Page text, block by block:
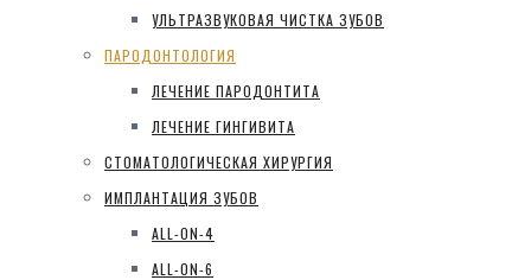
УЛЬТРАЗВУКОВАЯ ЧИСТКА ЗУБОВ
ПАРОДОНТОЛОГИЯ
ЛЕЧЕНИЕ ПАРОДОНТИТА
ЛЕЧЕНИЕ ГИНГИВИТА
СТОМАТОЛОГИЧЕСКАЯ ХИРУРГИЯ
ИМПЛАНТАЦИЯ ЗУБОВ
ALL-ON-4
ALL-ON-6